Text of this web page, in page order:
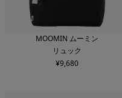
MOOMIN ムーミン
リュック
¥9,680